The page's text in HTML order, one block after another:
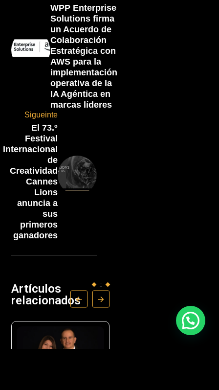
WPP Enterprise
Solutions firma
un Acuerdo de
Colaboración
Estratégica con
AWS para la
implementación
operativa de la
IA Agéntica en
marcas líderes
Sigueinte
El 73.º
Festival
Internacional
de
Creatividad
Cannes
Lions
anuncia a
sus
primeros
ganadores
Artículos
relacionados